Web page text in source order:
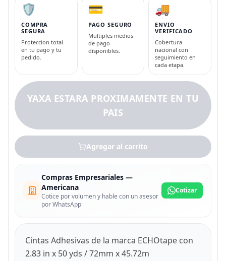
🛡️
COMPRA
SEGURA
Proteccion total
en tu pago y tu
pedido.
💳
PAGO SEGURO
Multiples medios
de pago
disponibles.
🚚
ENVIO
VERIFICADO
Cobertura
nacional con
seguimiento en
cada etapa.
YAXA ESTARA PROXIMAMENTE EN TU
PAIS
Agregar al carrito
Compras Empresariales —
Americana
Cotice por volumen y hable con un asesor
por WhatsApp
Cotizar
Cintas Adhesivas de la marca ECHOtape con
2.83 in x 50 yds / 72mm x 45.72m